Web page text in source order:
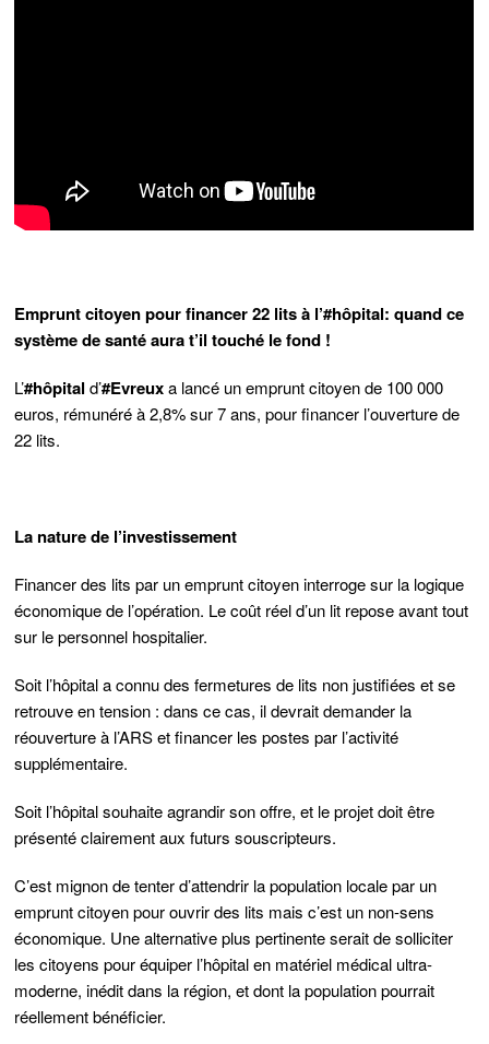
Emprunt citoyen pour financer 22 lits à l’#hôpital: quand ce
système de santé aura t’il touché le fond !
L’#hôpital d’#Evreuxa lancé un emprunt citoyen de 100 000
euros, rémunéré à 2,8% sur 7 ans, pour financer l’ouverture de
22 lits.
La nature de l’investissement
Financer des lits par un emprunt citoyen interroge sur la logique
économique de l’opération. Le coût réel d’un lit repose avant tout
sur le personnel hospitalier.
Soit l’hôpital a connu des fermetures de lits non justifiées et se
retrouve en tension : dans ce cas, il devrait demander la
réouverture à l’ARS et financer les postes par l’activité
supplémentaire.
Soit l’hôpital souhaite agrandir son offre, et le projet doit être
présenté clairement aux futurs souscripteurs.
C’est mignon de tenter d’attendrir la population locale par un
emprunt citoyen pour ouvrir des lits mais c’est un non-sens
économique. Une alternative plus pertinente serait de solliciter
les citoyens pour équiper l’hôpital en matériel médical ultra-
moderne, inédit dans la région, et dont la population pourrait
réellement bénéficier.